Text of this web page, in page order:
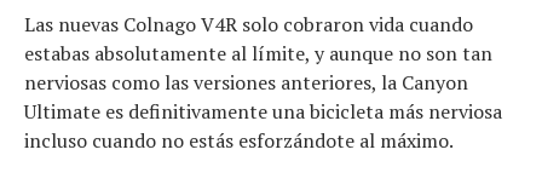
Las nuevas Colnago V4R solo cobraron vida cuando
estabas absolutamente al límite, y aunque no son tan
nerviosas como las versiones anteriores, la Canyon
Ultimate es definitivamente una bicicleta más nerviosa
incluso cuando no estás esforzándote al máximo.